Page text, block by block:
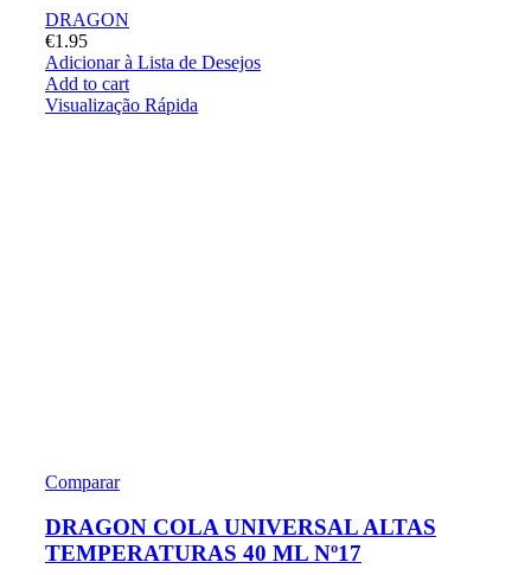
DRAGON
€1.95
Adicionar à Lista de Desejos
Add to cart
Visualização Rápida
Comparar
DRAGON COLA UNIVERSAL ALTAS
TEMPERATURAS 40 ML Nº17